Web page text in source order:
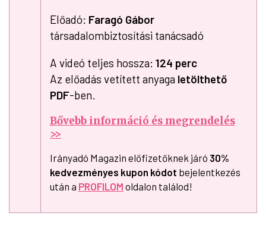
Előadó: Faragó Gábor
társadalombiztosítási tanácsadó
A videó teljes hossza: 124 perc
Az előadás vetített anyaga letölthető
PDF-ben.
Bővebb információ és megrendelés
>>
Irányadó Magazin előfizetőknek járó 30%
kedvezményes kupon kódot bejelentkezés
után a PROFILOM oldalon találod!